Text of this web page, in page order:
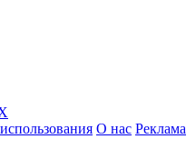
О нас Реклама